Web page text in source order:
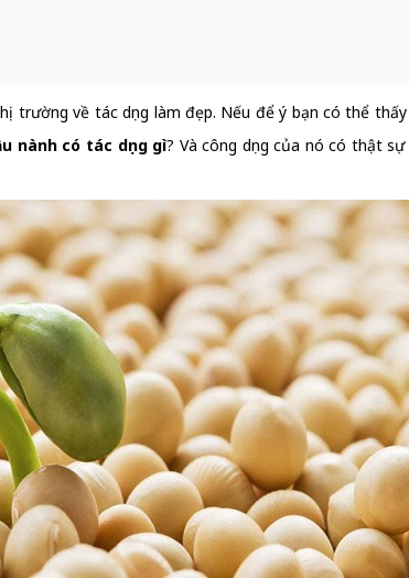
về tác dụng làm đẹp. Nếu để ý bạn có thể
nành có tác dụng gì? Và công dụng của nó có thật